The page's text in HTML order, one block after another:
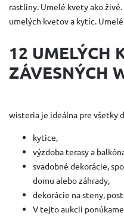
rastliny. Umelé kvety ako
umelých kvetov a kytíc.
12 UMELÝCH
ZÁVESNÝCH
wisteria je ideálna pre všetky
kytice,
výzdoba terasy a
svadobné dekorácie,
domu alebo záhrady,
dekorácie na steny,
V tejto aukcii ponúkame